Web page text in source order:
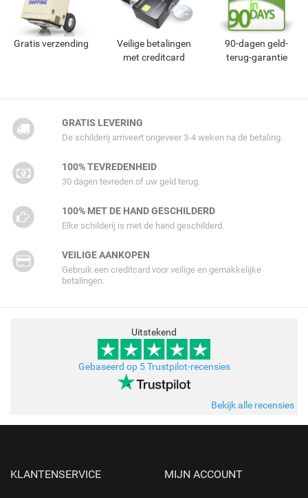
Gratis verzending
Veilige betalingen
met creditcard
90-dagen geld-
terug-garantie
GRATIS LEVERING
De schilderij arriveert ongeveer 3-4 weken na de betaling.
100% TEVREDENHEID
30 dagen tevreden of uw geld terug.
100% MET DE HAND GESCHILDERD
Elke schilderij is met de hand geschilderd.
VEILIGE AANKOPEN
Gebruik een creditcard voor veilige en gemakkelijke
betalingen.
Uitstekend
Gebaseerd op 5 Trustpilot-recensies
Bekijk alle recensies
KLANTENSERVICE MIJN ACCOUNT